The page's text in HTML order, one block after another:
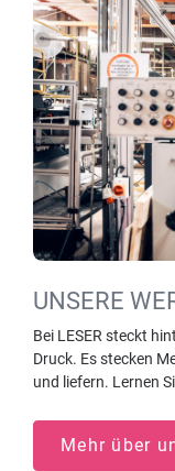
UNSERE
Bei LESER steckt
Druck. Es stecken
und liefern. Lernen
Mehr über